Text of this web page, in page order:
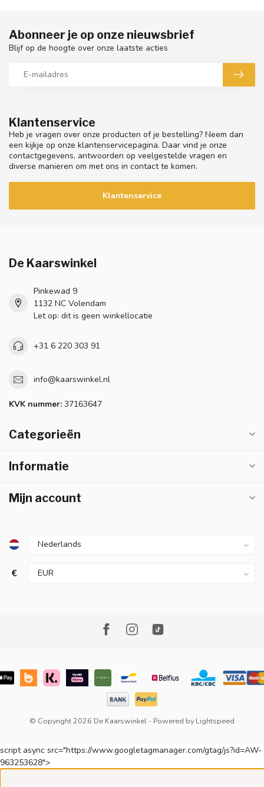
Klantenservice
Heb je vragen over onze producten of je bestelling? Neem dan
een kijkje op onze klantenservicepagina. Daar vind je onze
contactgegevens, antwoorden op veelgestelde vragen en
diverse manieren om met ons in contact te komen.
Klantenservice
Abonneer je op onze nieuwsbrief
Blijf op de hoogte over onze laatste acties
De Kaarswinkel
Pinkewad 9
1132 NC Volendam
Let op: dit is geen winkellocatie
+31 6 220 303 91
info@kaarswinkel.nl
KVK nummer: 37163647
Categorieën
Informatie
Mijn account
€
© Copyright 2026 De Kaarswinkel - Powered by Lightspeed
script async src="https://www.googletagmanager.com/gtag/js?id=AW-
963253628">